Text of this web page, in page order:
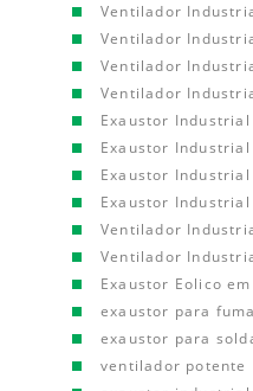
Ventilador
Ventilador
Ventilador
Ventilador
Exaustor Industrial
Exaustor
Exaustor
Exaustor Industrial
Ventilador
Ventilador
Exaustor Eolico
exaustor para
exaustor para
ventilador potente